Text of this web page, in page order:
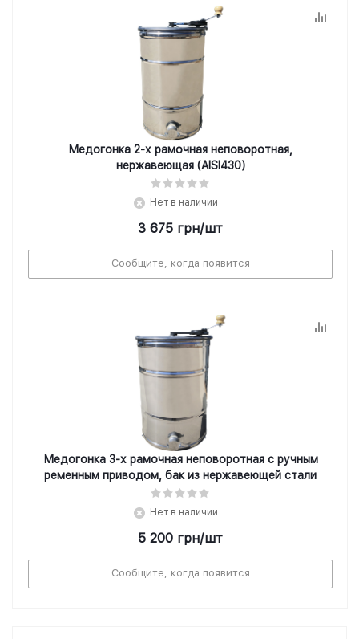
Медогонка 2-х рамочная неповоротная,
нержавеющая (AISI430)
Нет в наличии
3 675 грн/шт
Сообщите, когда появится
Медогонка 3-х рамочная неповоротная с ручным
ременным приводом, бак из нержавеющей стали
Нет в наличии
5 200 грн/шт
Сообщите, когда появится